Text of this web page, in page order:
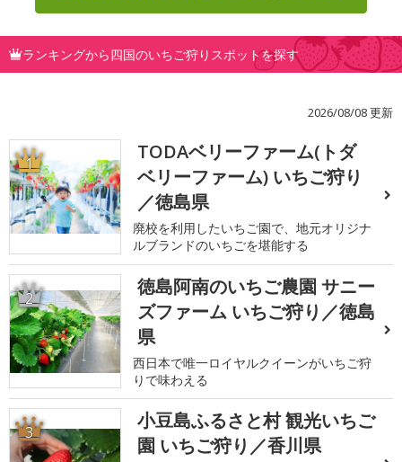
ランキングから四国のいちご狩りスポットを探す
2026/08/08 更新
1
TODAベリーファーム(トダ
ベリーファーム) いちご狩り
／徳島県
廃校を利用したいちご園で、地元オリジナ
ルブランドのいちごを堪能する
2
徳島阿南のいちご農園 サニー
ズファーム いちご狩り／徳島
県
西日本で唯一ロイヤルクイーンがいちご狩
りで味わえる
3
小豆島ふるさと村 観光いちご
園 いちご狩り／香川県